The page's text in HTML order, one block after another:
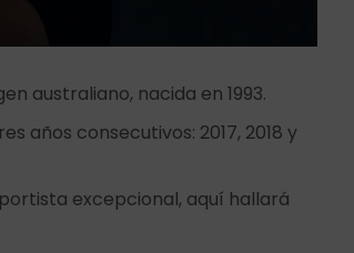
australiano, nacida en 1993.
años consecutivos: 2017, 2018 y
excepcional, aquí hallará